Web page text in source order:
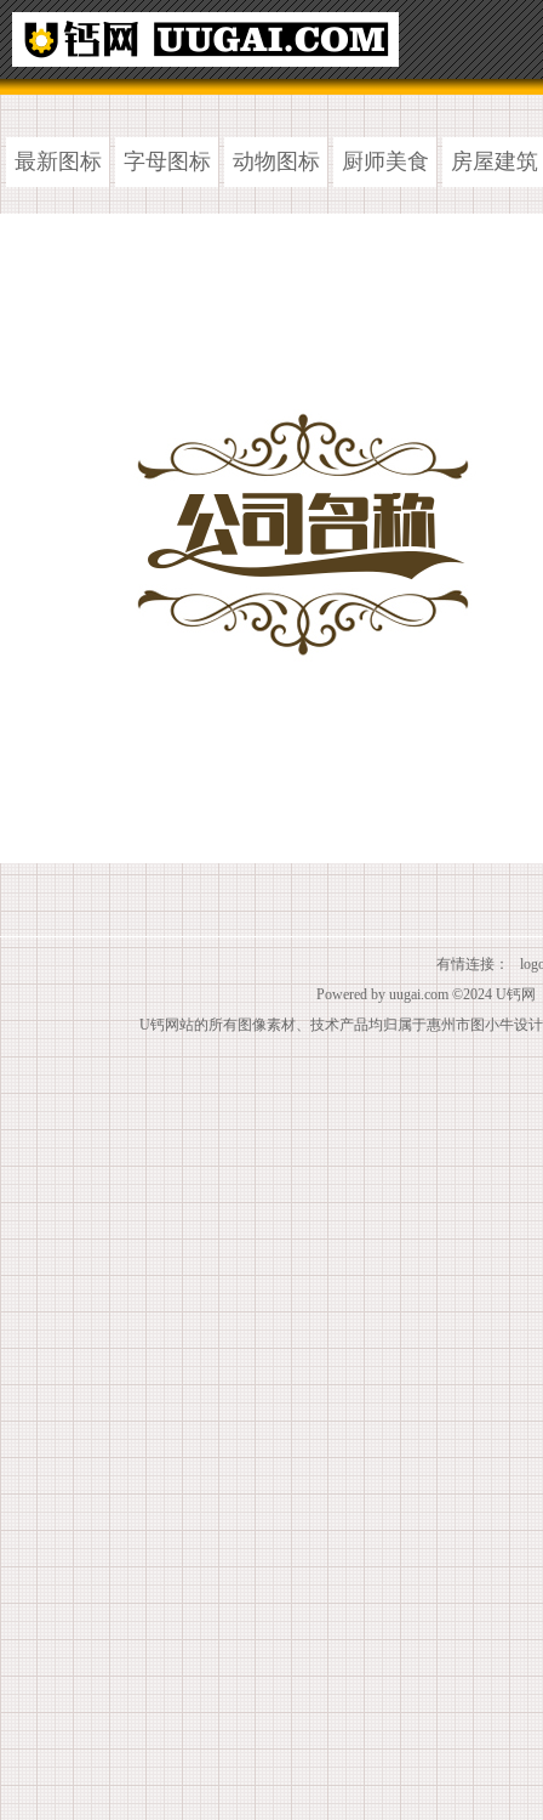
最新图标 字母图标 动物图标 厨师美食 房屋建筑
有情连接：
Powered by uugai.com ©2024 U钙网
U钙网站的所有图像素材、技术产品均归属于惠州市图小牛设